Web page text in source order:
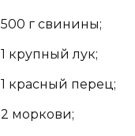
500 г свинины;
1 крупный лук;
1 красный перец;
2 моркови;